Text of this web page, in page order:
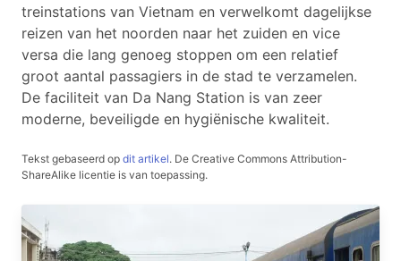
treinstations van Vietnam en verwelkomt dagelijkse
reizen van het noorden naar het zuiden en vice
versa die lang genoeg stoppen om een relatief
groot aantal passagiers in de stad te verzamelen.
De faciliteit van Da Nang Station is van zeer
moderne, beveiligde en hygiënische kwaliteit.
Tekst gebaseerd op dit artikel. De Creative Commons Attribution-
ShareAlike licentie is van toepassing.